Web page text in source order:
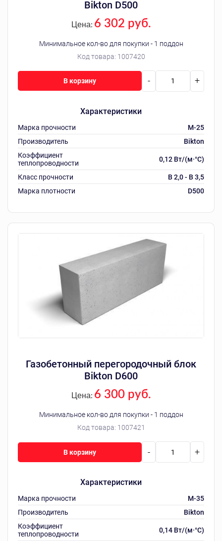
Bikton D500
Код товара: 1007420
Цена: 6 302 руб.
Минимальное кол-во для покупки - 1 поддон
Характеристики
Марка прочности
M-25
Производитель
Bikton
Коэффициент
теплопроводности
0,12 Вт/(м·°C)
Класс прочности
B 2,0 - B 3,5
Марка плотности
D500
- +
В корзину
Газобетонный перегородочный блок
Bikton D600
Код товара: 1007421
Цена: 6 300 руб.
Минимальное кол-во для покупки - 1 поддон
Характеристики
Марка прочности
M-35
Производитель
Bikton
Коэффициент
теплопроводности
0,14 Вт/(м·°C)
- +
В корзину